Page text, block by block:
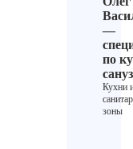
—
по
Кухни
зоны